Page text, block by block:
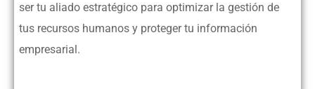
ser tu aliado estratégico para optimizar la gestión de
tus recursos humanos y proteger tu información
empresarial.